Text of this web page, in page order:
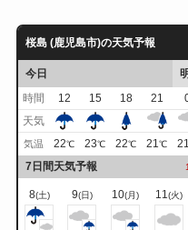
桜島 (鹿児島市)の天気予報
今日
時間
12 15 18 21
天気
気温 22℃ 23℃ 22℃ 21℃
7日間天気予報
8(土) 9(日) 10(月) 11 (火)